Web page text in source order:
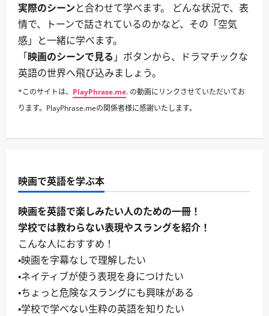
い
て
さ
ら
に
読
む
実際のシーンと合わせて学べます。 どんな状況で、表
情で、トーンで話されているのかなど、その「空気
感」と一緒に学べます。
「映画のシーンで見る 」ボタンから、ドラマチックな
英語の世界へ飛び込みましょう。
*このサイトは、 PlayPhrase.me. の動画にリンクさせていただいてお
ります。PlayPhrase.meの関係者様に感謝いたします。
映画で英語を学ぶ本
映画を英語で楽しみたい人のための一冊！
学校では教わらない表現やスラングを紹介！
こんな人におすすめ！
・映画を字幕なしで理解したい
・ネイティブが使う表現を身につけたい
・ちょっと危険なスラングにも興味がある
・学校で学べない生粋の英語を知りたい